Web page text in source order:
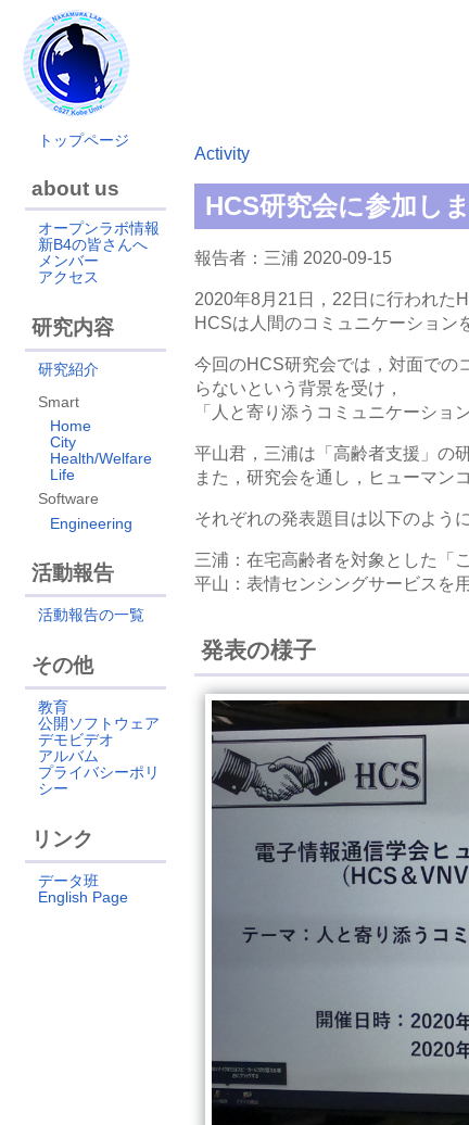
トップページ
about us
オープンラボ情報
新B4の皆さんへ
メンバー
アクセス
研究内容
研究紹介
Smart
Home
City
Health/Welfare
Life
Software
Engineering
活動報告
活動報告の一覧
その他
教育
公開ソフトウェア
デモビデオ
アルバム
プライバシーポリ
シー
リンク
データ班
English Page
Activity
HCS研究会に参加し
報告者：三浦 2020-09-15
2020年8月21日，22日に行われた
HCSは人間のコミュニケーション
今回のHCS研究会では，対面での
らないという背景を受け，
「人と寄り添うコミュニケーショ
平山君，三浦は「高齢者支援」の
また，研究会を通し，ヒューマン
それぞれの発表題目は以下のよう
三浦：在宅高齢者を対象とした「
平山：表情センシングサービスを
発表の様子